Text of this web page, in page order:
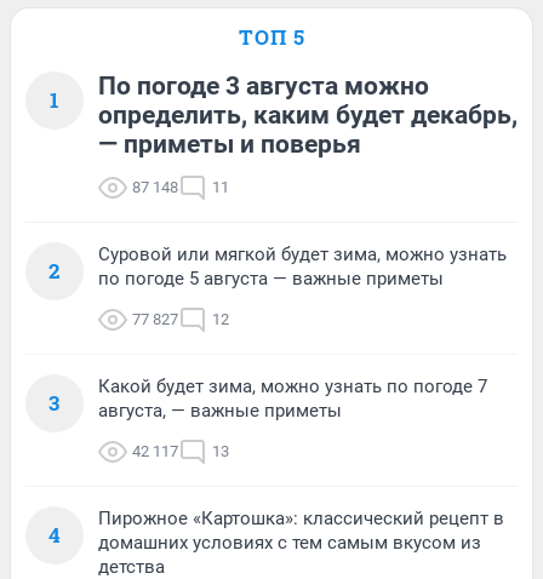
ТОП 5
1
По погоде 3 августа можно
определить, каким будет декабрь,
— приметы и поверья
87 148 11
2
Суровой или мягкой будет зима, можно узнать
по погоде 5 августа — важные приметы
77 827 12
3
Какой будет зима, можно узнать по погоде 7
августа, — важные приметы
42 117 13
4
Пирожное «Картошка»: классический рецепт в
домашних условиях с тем самым вкусом из
детства